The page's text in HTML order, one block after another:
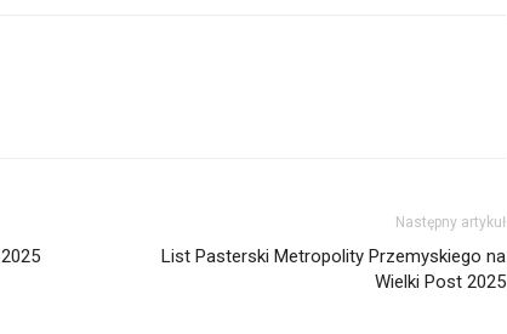
Następny artykuł
List Pasterski Metropolity Przemyskiego na
Wielki Post 2025